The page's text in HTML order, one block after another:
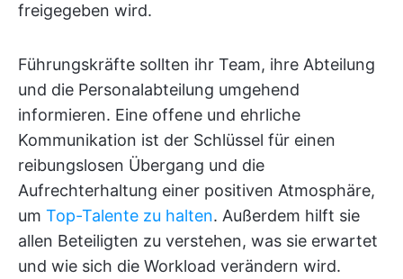
freigegeben wird.
Führungskräfte sollten ihr Team, ihre Abteilung
und die Personalabteilung umgehend
informieren. Eine offene und ehrliche
Kommunikation ist der Schlüssel für einen
reibungslosen Übergang und die
Aufrechterhaltung einer positiven Atmosphäre,
um Top-Talente zu halten. Außerdem hilft sie
allen Beteiligten zu verstehen, was sie erwartet
und wie sich die Workload verändern wird.